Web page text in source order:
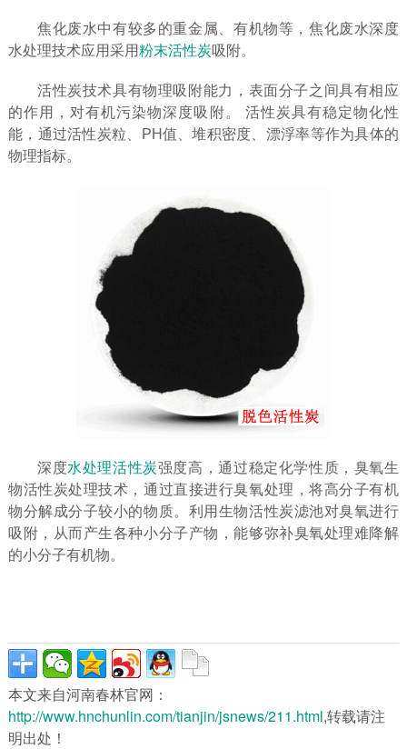
焦化废水中有较多的重金属、有机物等，焦化废水深度
水处理技术应用采用粉末活性炭吸附。
活性炭技术具有物理吸附能力，表面分子之间具有相应
的作用，对有机污染物深度吸附。 活性炭具有稳定物化性
能，通过活性炭粒、PH值、堆积密度、漂浮率等作为具体的
物理指标。
深度水处理活性炭强度高，通过稳定化学性质，臭氧生
物活性炭处理技术，通过直接进行臭氧处理，将高分子有机
物分解成分子较小的物质。利用生物活性炭滤池对臭氧进行
吸附，从而产生各种小分子产物，能够弥补臭氧处理难降解
的小分子有机物。
本文来自河南春林官网：
http://www.hnchunlin.com/tianjin/jsnews/211.html,转载请注
明出处！